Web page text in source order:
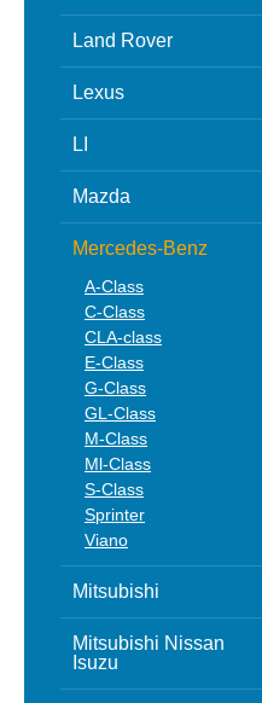
Land Rover
Lexus
LI
Mazda
Mercedes-Benz
A-Class
C-Class
CLA-class
E-Class
G-Class
GL-Class
M-Class
Ml-Class
S-Class
Sprinter
Viano
Mitsubishi
Mitsubishi Nissan
Isuzu